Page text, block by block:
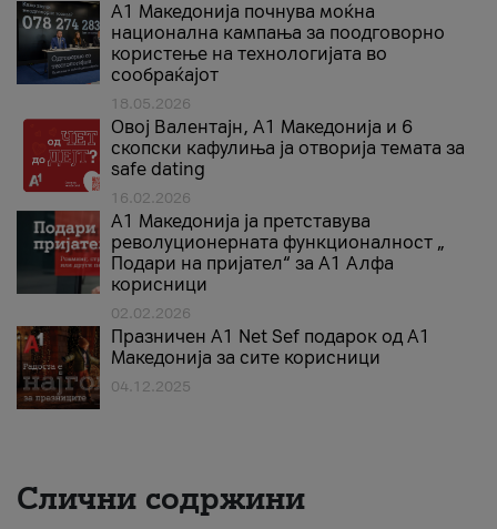
A1 Македонија почнува моќна
национална кампања за поодговорно
користење на технологијата во
сообраќајот
18.05.2026
Овој Валентајн, A1 Македонија и 6
скопски кафулиња ја отворија темата за
safe dating
16.02.2026
А1 Македонија ја претставува
револуционерната функционалност „
Подари на пријател“ за А1 Алфа
корисници
02.02.2026
Празничен A1 Net Sеf подарок од А1
Македонија за сите корисници
04.12.2025
Слични содржини